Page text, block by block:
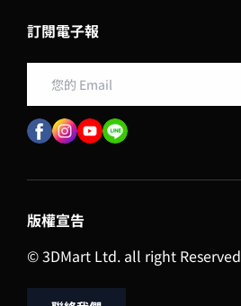
訂閱電子報
版權宣告
© 3DMart Ltd. all right Reserved